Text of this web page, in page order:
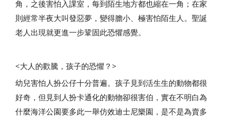
角，之後害怕入課室，每到陌生地方都也縮在一角；在家
則經常半夜大叫發惡夢，變得膽小、極害怕陌生人。聖誕
老人出現就更進一步鞏固此恐懼感覺。
<大人的歡騰，孩子的恐懼？>
幼兒害怕人扮公仔十分普遍。孩子見到活生生的動物都很
好奇，但見到人扮卡通化的動物卻很害伯，實在不明白為
什麼海洋公園要多此一舉仿效迪士尼樂園，是不是為賣多